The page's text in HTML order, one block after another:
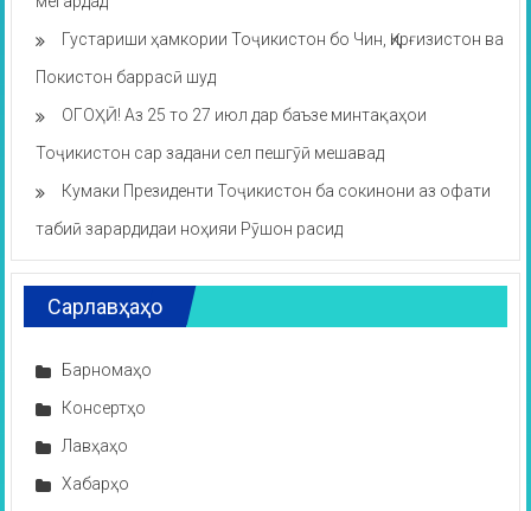
Густариши ҳамкории Тоҷикистон бо Чин, Қирғизистон ва
Покистон баррасӣ шуд
ОГОҲӢ! Аз 25 то 27 июл дар баъзе минтақаҳои
Тоҷикистон сар задани сел пешгӯӣ мешавад
Кумаки Президенти Тоҷикистон ба сокинони аз офати
табиӣ зарардидаи ноҳияи Рӯшон расид
Сарлавҳаҳо
Барномаҳо
Консертҳо
Лавҳаҳо
Хабарҳо